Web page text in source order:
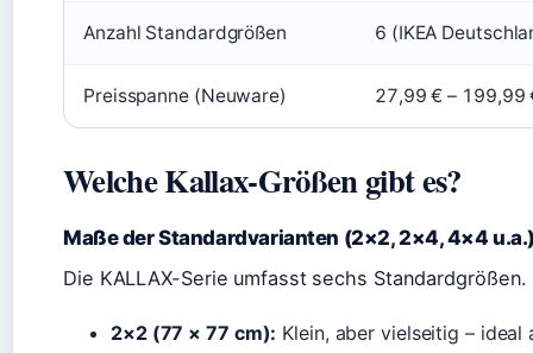
Anzahl Standardgrößen 6 (IKEA
Preisspanne (Neuware) 27,99 € – 199,99
Welche Kallax-Größen gibt es?
Maße der Standardvarianten (2×2, 2×4, 4×4
Die KALLAX-Serie umfasst sechs
2×2 (77 × 77 cm): Klein, aber vielseitig –